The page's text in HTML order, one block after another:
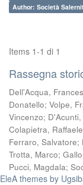
Author: Società
Items 1-1 di 1
Rassegna
Dell'Acqua,
Donatello; Volpe,
Vincenzo;
Colapietra, Raffaele
Ferraro, Salvatore;
Trotta, Marco;
Pucci, Magdala;
EleA themes by